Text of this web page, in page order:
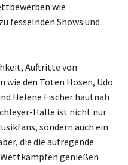
wie
fesselnden Shows und
Auftritte von
wie den Toten Hosen, Udo
Helene Fischer hautnah
Halle ist nicht nur
sondern auch ein
die die aufregende
genießen